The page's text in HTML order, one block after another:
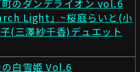
のダンデライオン vol.6
Light」~桜庭らいと(小
(三澤紗千香)デュエット
白雪姫 Vol.6